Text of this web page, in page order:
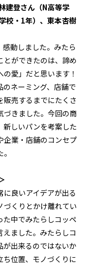
建登さん（N高等学
校・1年）、東本杏樹
動しました。みたら
ができたのは、諦め
愛」だと思います！
ネーミング、店舗で
販売するまでにたくさ
づきました。今回の商
新しいパンを考案した
企業・店舗のコンセプ
良いアイデアが出る
づくりとかけ離れてい
た中でみたらしコッペ
ました。みたらしコ
が出来るのではないか
ち位置、モノづくりに